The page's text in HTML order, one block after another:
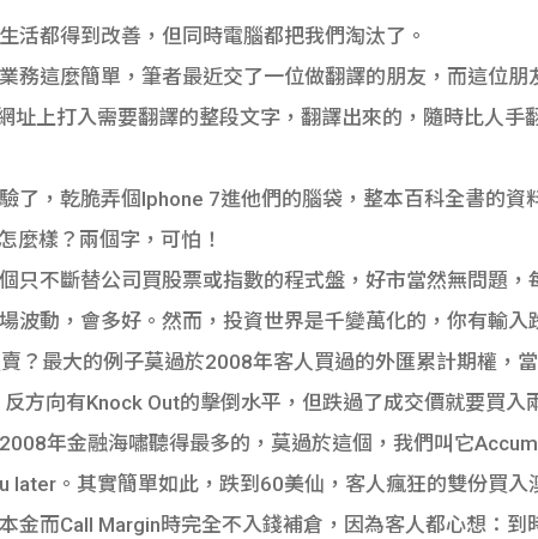
活都得到改善，但同時電腦都把我們淘汰了。
務這麼簡單，筆者最近交了一位做翻譯的朋友，而這位朋
上打入需要翻譯的整段文字，翻譯出來的，隨時比人手
了，乾脆弄個Iphone 7進他們的腦袋，整本百科全書的資
麼樣？兩個字，可怕！
只不斷替公司買股票或指數的程式盤，好市當然無問題，
波動，會多好。然而，投資世界是千變萬化的，你有輸入
？最大的例子莫過於2008年客人買過的外匯累計期權，
方向有Knock Out的擊倒水平，但跌過了成交價就要買入
年金融海嘯聽得最多的，莫過於這個，我們叫它
later。其實簡單如此，跌到60美仙，客人瘋狂的雙份買入
金而Call Margin時完全不入錢補倉，因為客人都心想：到